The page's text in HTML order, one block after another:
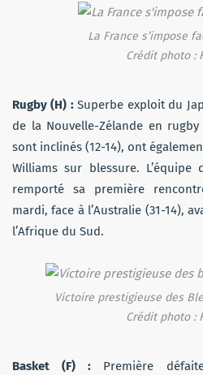
La France s’impose
Crédit photo :
Rugby (H) : Superbe exploit du
de la Nouvelle-Zélande en
sont inclinés (12-14), ont
Williams sur blessure.
remporté sa première
mardi, face à l’Australie (31-14),
l’Afrique du Sud.
Victoire prestigieuse des
Crédit photo :
Basket (F) : Première